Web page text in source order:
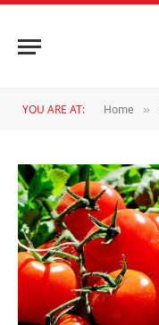
YOU ARE AT: Home »